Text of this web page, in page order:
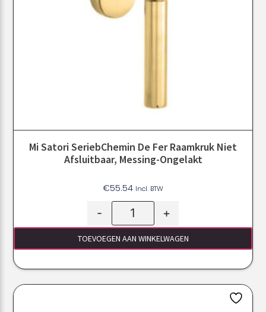
Mi Satori SeriebChemin De Fer Raamkruk Niet
Afsluitbaar, Messing-Ongelakt
€55.54 Incl. BTW
- +
TOEVOEGEN AAN WINKELWAGEN